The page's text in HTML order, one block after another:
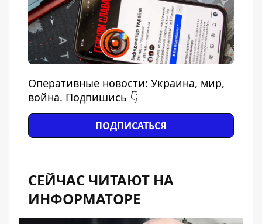
Оперативные новости: Украина, мир,
война. Подпишись 👇
ПОДПИСАТЬСЯ
СЕЙЧАС ЧИТАЮТ НА
ИНФОРМАТОРЕ